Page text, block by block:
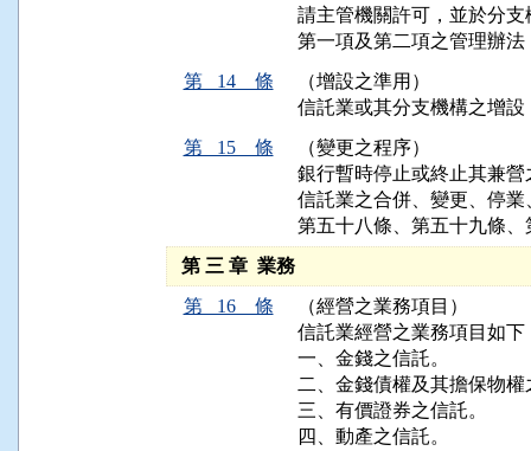
請主管機關許可，並於分
第一項及第二項之管理辦
第 14 條
（增設之準用）
信託業或其分支機構之增
第 15 條
（變更之程序）
銀行暫時停止或終止其兼
信託業之合併、變更、停
第五十八條、第五十九條
第 三 章 業務
第 16 條
（經營之業務項目）
信託業經營之業務項目如下
一、金錢之信託。
二、金錢債權及其擔保物權
三、有價證券之信託。
四、動產之信託。